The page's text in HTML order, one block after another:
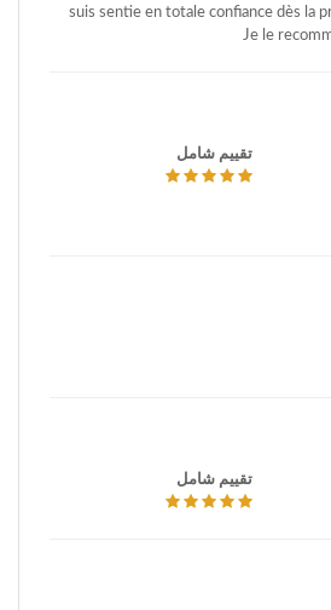
suis sentie en totale confiance dès la
Je le
تقييم شامل
تقييم شامل